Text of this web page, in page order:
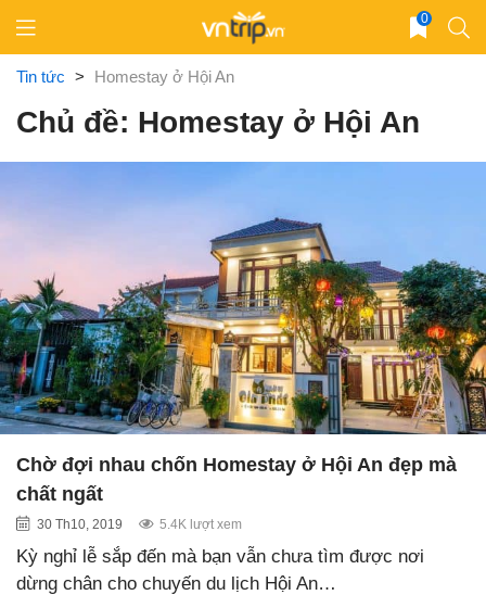
content
0
Tin tức > Homestay ở Hội An
Chủ đề: Homestay ở Hội An
Chờ đợi nhau chốn Homestay ở Hội An đẹp mà
chất ngất
30 Th10, 2019 5.4K lượt xem
Kỳ nghỉ lễ sắp đến mà bạn vẫn chưa tìm được nơi
dừng chân cho chuyến du lịch Hội An…